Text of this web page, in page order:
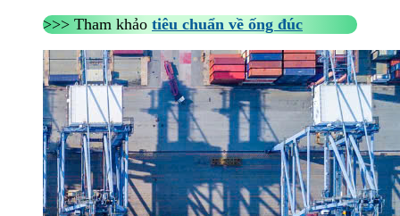
>>> Tham khảo tiêu chuẩn về ống đúc